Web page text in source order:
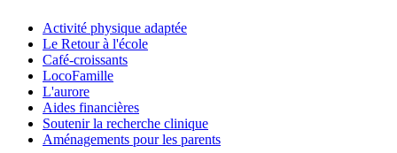
Activité physique adaptée
Le Retour à l'école
Café-croissants
LocoFamille
L'aurore
Aides financières
Soutenir la recherche clinique
Aménagements pour les parents